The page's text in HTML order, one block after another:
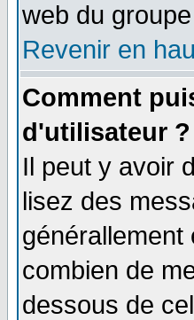
web du
Revenir en
Comment
d'utilisateur ?
Il peut y avoir
lisez des
générallement
combien de
dessous de